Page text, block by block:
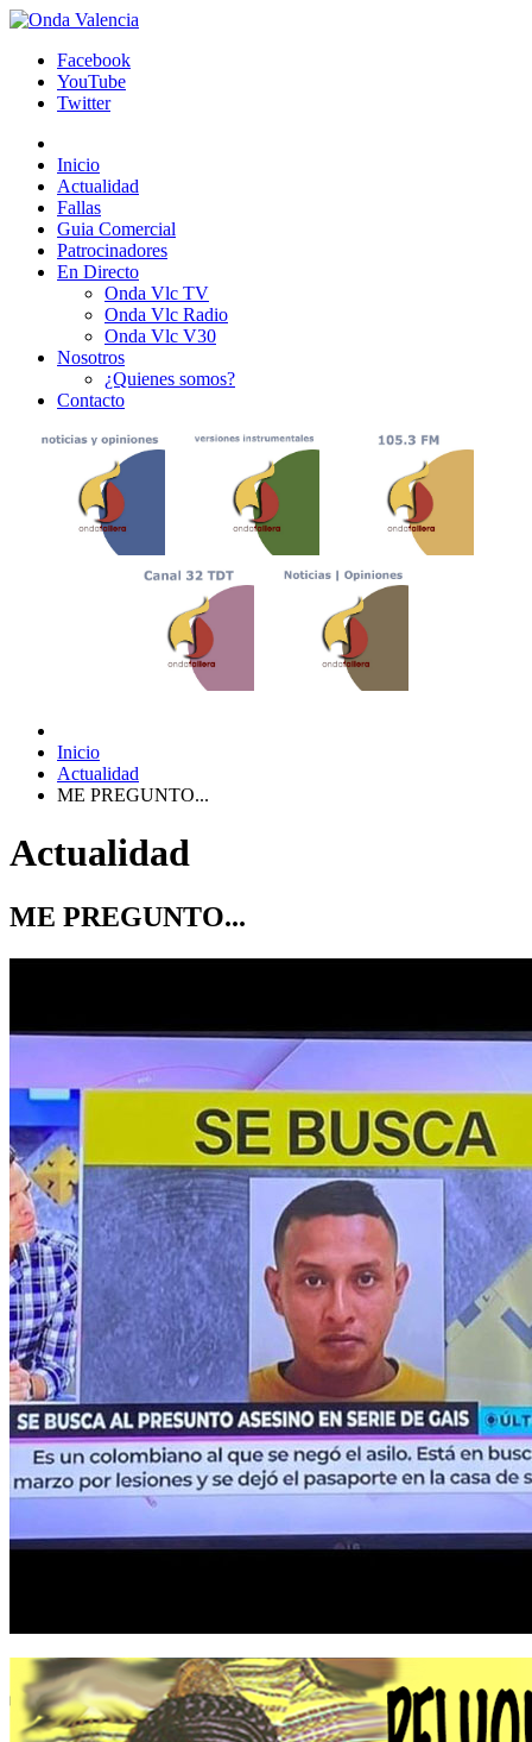
Facebook
YouTube
Twitter
Inicio
Actualidad
Fallas
Guia Comercial
Patrocinadores
En Directo
Onda Vlc TV
Onda Vlc Radio
Onda Vlc V30
Nosotros
¿Quienes somos?
Contacto
Inicio
Actualidad
ME PREGUNTO...
Actualidad
ME PREGUNTO...